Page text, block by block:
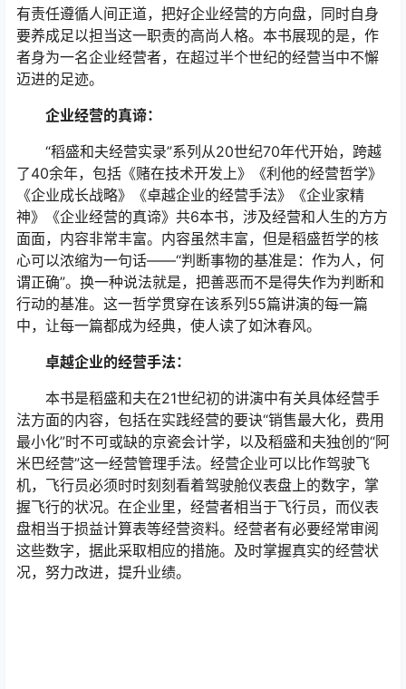
有责任遵循人间正道，把好企业经营的方向盘，同时自身
要养成足以担当这一职责的高尚人格。本书展现的是，作
者身为一名企业经营者，在超过半个世纪的经营当中不懈
迈进的足迹。
企业经营的真谛：
“稻盛和夫经营实录”系列从20世纪70年代开始，跨越
了40余年，包括《赌在技术开发上》《利他的经营哲学》
《企业成长战略》《卓越企业的经营手法》《企业家精
神》《企业经营的真谛》共6本书，涉及经营和人生的方方
面面，内容非常丰富。内容虽然丰富，但是稻盛哲学的核
心可以浓缩为一句话——“判断事物的基准是：作为人，何
谓正确”。换一种说法就是，把善恶而不是得失作为判断和
行动的基准。这一哲学贯穿在该系列55篇讲演的每一篇
中，让每一篇都成为经典，使人读了如沐春风。
卓越企业的经营手法：
本书是稻盛和夫在21世纪初的讲演中有关具体经营手
法方面的内容，包括在实践经营的要诀“销售最大化，费用
最小化”时不可或缺的京瓷会计学，以及稻盛和夫独创的“阿
米巴经营”这一经营管理手法。经营企业可以比作驾驶飞
机，飞行员必须时时刻刻看着驾驶舱仪表盘上的数字，掌
握飞行的状况。在企业里，经营者相当于飞行员，而仪表
盘相当于损益计算表等经营资料。经营者有必要经常审阅
这些数字，据此采取相应的措施。及时掌握真实的经营状
况，努力改进，提升业绩。